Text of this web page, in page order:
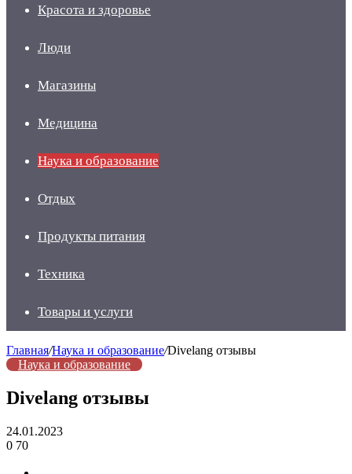
Красота и здоровье
Люди
Магазины
Медицина
Наука и образование
Отдых
Продукты питания
Техника
Товары и услуги
Главная/Наука и образование/Divelang отзывы
Наука и образование
Divelang отзывы
24.01.2023
0 70